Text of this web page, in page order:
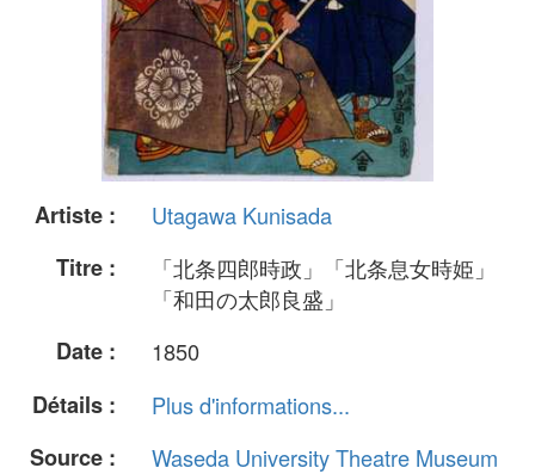
Artiste :
Utagawa Kunisada
Titre :
「北条四郎時政」「北条息女時姫」
「和田の太郎良盛」
Date :
1850
Détails :
Plus d'informations...
Source :
Waseda University Theatre Museum